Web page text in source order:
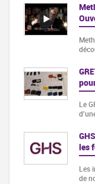
Le
les
Les
de